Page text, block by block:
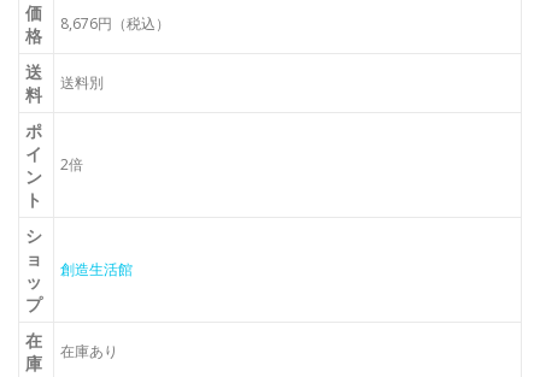
価
格
8,676円（税込）
送
料
送料別
ポ
イ
ン
ト
2倍
シ
ョ
ッ
プ
創造生活館
在
庫
在庫あり